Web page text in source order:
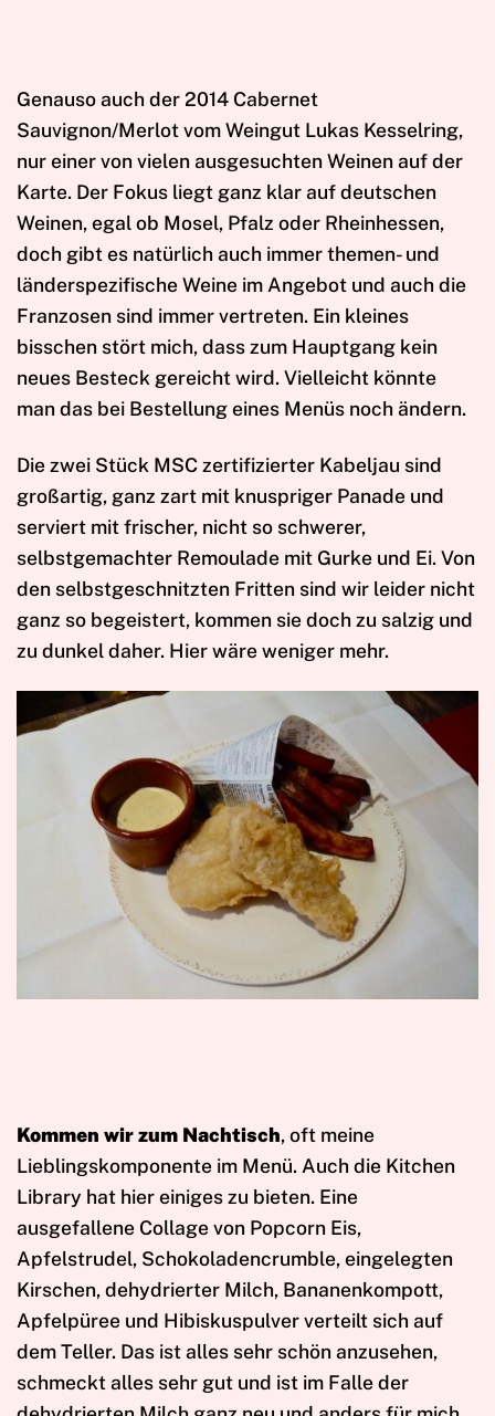
Genauso auch der 2014 Cabernet
Sauvignon/Merlot vom Weingut Lukas Kesselring,
nur einer von vielen ausgesuchten Weinen auf der
Karte. Der Fokus liegt ganz klar auf deutschen
Weinen, egal ob Mosel, Pfalz oder Rheinhessen,
doch gibt es natürlich auch immer themen- und
länderspezifische Weine im Angebot und auch die
Franzosen sind immer vertreten. Ein kleines
bisschen stört mich, dass zum Hauptgang kein
neues Besteck gereicht wird. Vielleicht könnte
man das bei Bestellung eines Menüs noch ändern.
Die zwei Stück MSC zertifizierter Kabeljau sind
großartig, ganz zart mit knuspriger Panade und
serviert mit frischer, nicht so schwerer,
selbstgemachter Remoulade mit Gurke und Ei. Von
den selbstgeschnitzten Fritten sind wir leider nicht
ganz so begeistert, kommen sie doch zu salzig und
zu dunkel daher. Hier wäre weniger mehr.
Kommen wir zum Nachtisch, oft meine
Lieblingskomponente im Menü. Auch die Kitchen
Library hat hier einiges zu bieten. Eine
ausgefallene Collage von Popcorn Eis,
Apfelstrudel, Schokoladencrumble, eingelegten
Kirschen, dehydrierter Milch, Bananenkompott,
Apfelpüree und Hibiskuspulver verteilt sich auf
dem Teller. Das ist alles sehr schön anzusehen,
schmeckt alles sehr gut und ist im Falle der